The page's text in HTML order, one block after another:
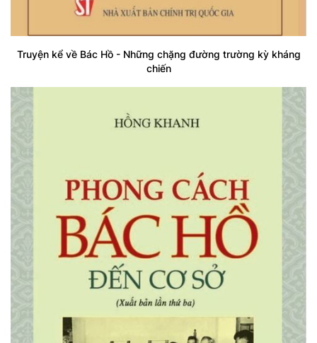
Truyện kể về Bác Hồ - Những chặng đường trường kỳ kháng
chiến